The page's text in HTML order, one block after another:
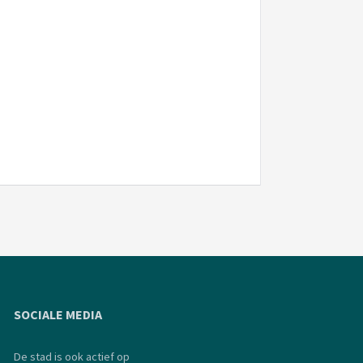
SOCIALE MEDIA
De stad is ook actief op